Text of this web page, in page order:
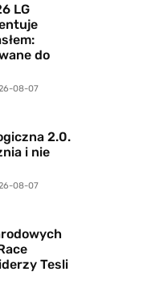
LG
do
08-07
2.0.
i nie
08-07
Tesli